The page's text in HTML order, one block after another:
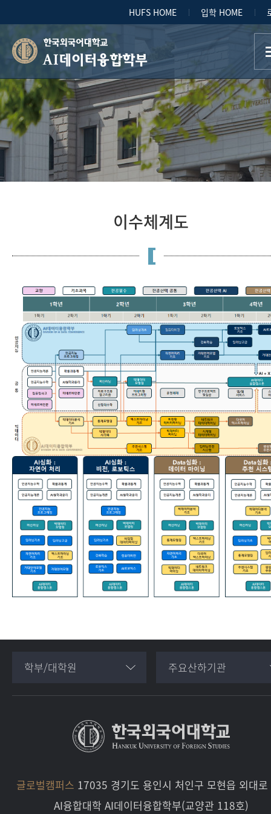
HUFS HOME 입학 HOME
AI데이터융합학부
이수체계도
학부/대학원 주요산하기관
글로벌캠퍼스 17035 경기도 용인시 처인구 모현읍 외대
AI융합대학 AI데이터융합학부(교양관 118호)